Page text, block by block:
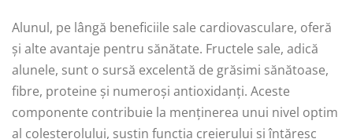
Alunul, pe lângă beneficiile sale cardiovasculare, oferă
și alte avantaje pentru sănătate. Fructele sale, adică
alunele, sunt o sursă excelentă de grăsimi sănătoase,
fibre, proteine și numeroși antioxidanți. Aceste
componente contribuie la menținerea unui nivel optim
al colesterolului, susțin funcția creierului și întăresc